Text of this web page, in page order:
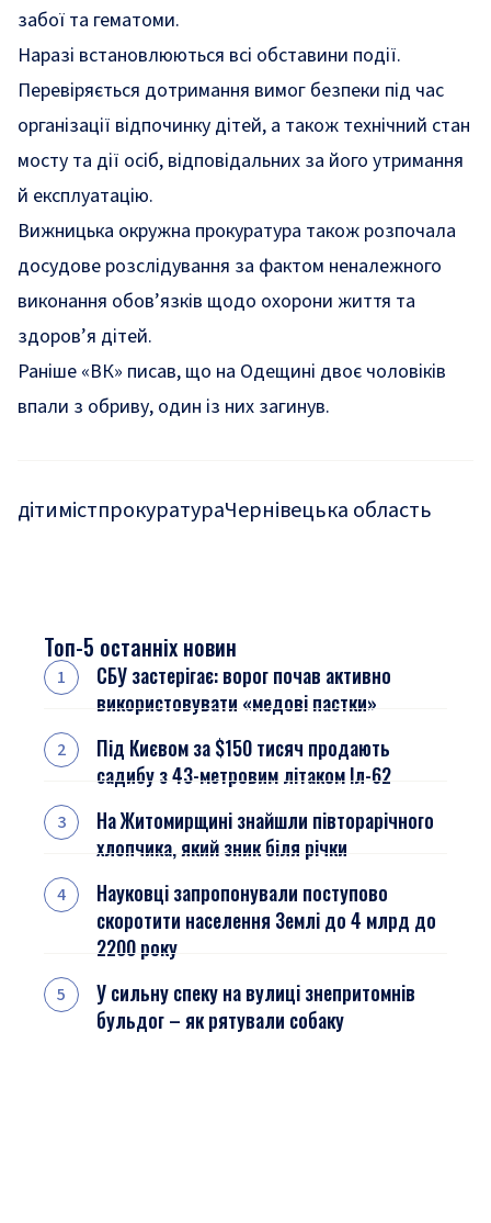
забої та гематоми.
Наразі встановлюються всі обставини події.
Перевіряється дотримання вимог безпеки під час
організації відпочинку дітей, а також технічний стан
мосту та дії осіб, відповідальних за його утримання
й експлуатацію.
Вижницька окружна прокуратура також розпочала
досудове розслідування за фактом неналежного
виконання обов’язків щодо охорони життя та
здоров’я дітей.
Раніше «ВК» писав, що на Одещині двоє чоловіків
впали з обриву, один із них загинув.
дітимістпрокуратураЧернівецька область
Топ-5 останніх новин
СБУ застерігає: ворог почав активно
використовувати «медові пастки»
Під Києвом за $150 тисяч продають
садибу з 43-метровим літаком Іл-62
На Житомирщині знайшли півторарічного
хлопчика, який зник біля річки
Науковці запропонували поступово
скоротити населення Землі до 4 млрд до
2200 року
У сильну спеку на вулиці знепритомнів
бульдог – як рятували собаку